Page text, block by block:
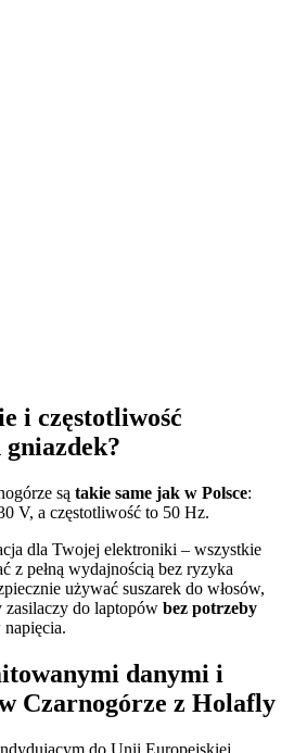
i częstotliwość
są takie same jak w Polsce:
V, a częstotliwość to 50 Hz.
dla Twojej elektroniki – wszystkie
z pełną wydajnością bez ryzyka
używać suszarek do włosów,
zasilaczy do laptopów bez potrzeby
danymi i
Czarnogórze z Holafly
do Unii Europejskiej,